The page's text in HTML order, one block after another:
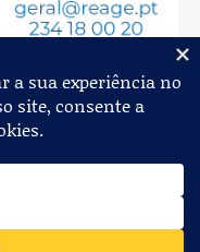
Direitos Reservados